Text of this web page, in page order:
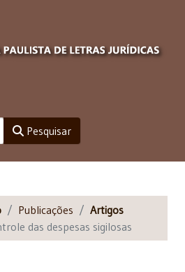
Pesquisar
Publicações
Artigos
das despesas sigilosas